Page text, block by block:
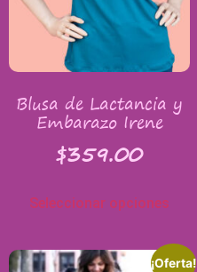
Blusa de Lactancia y
Embarazo Irene
$359.00
Seleccionar opciones
¡Oferta!